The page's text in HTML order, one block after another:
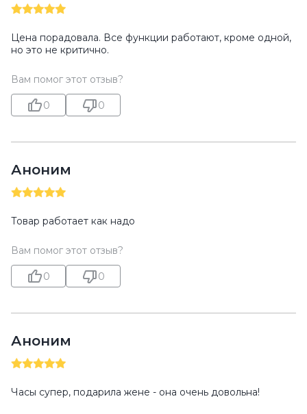
Цена порадовала. Все функции работают, кроме одной,
но это не критично.
Вам помог этот отзыв?
0 0
Аноним
Товар работает как надо
Вам помог этот отзыв?
0 0
Аноним
Часы супер, подарила жене - она очень довольна!